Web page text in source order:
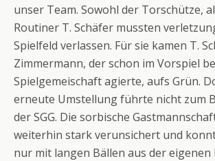
unser Team. Sowohl der Torschütze,
Routiner T. Schäfer mussten
Spielfeld verlassen. Für sie kamen T.
Zimmermann, der schon im Vorspiel
Spielgemeischaft agierte, aufs Grün.
erneute Umstellung führte nicht zum
der SGG. Die sorbische
weiterhin stark verunsichert und
nur mit langen Bällen aus der